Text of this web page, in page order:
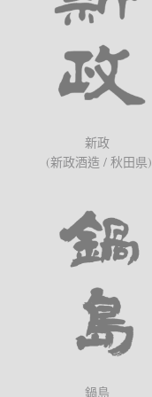
新政
(新政酒造 / 秋田県)
鍋島